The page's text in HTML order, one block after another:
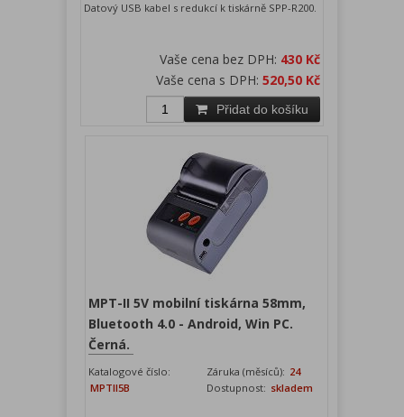
Datový USB kabel s redukcí k tiskárně SPP-R200.
Vaše cena bez DPH: 430 Kč
Vaše cena s DPH: 520,50 Kč
Přidat do košíku
MPT-II 5V mobilní tiskárna 58mm,
Bluetooth 4.0 - Android, Win PC.
Černá.
Katalogové číslo:
MPTII5B
Záruka (měsíců): 24
Dostupnost: skladem